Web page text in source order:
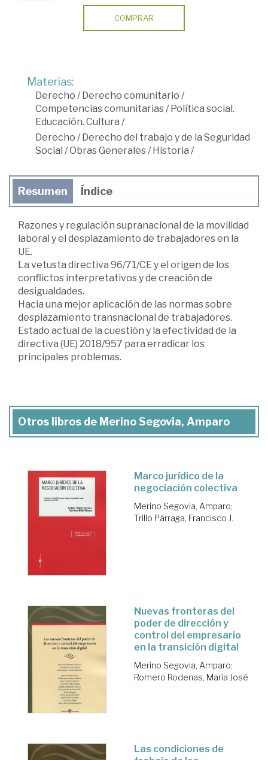
COMPRAR
Materias:
Derecho /Derecho comunitario /
Competencias comunitarias/Política social.
Educación. Cultura /
Derecho /Derecho del trabajo y de la Seguridad
Social /Obras Generales/Historia /
Resumen Índice
Razones y regulación supranacional de la movilidad
laboral y el desplazamiento de trabajadores en la
UE.
La vetusta directiva 96/71/CE y el origen de los
conflictos interpretativos y de creación de
desigualdades.
Hacia una mejor aplicación de las normas sobre
desplazamiento transnacional de trabajadores.
Estado actual de la cuestión y la efectividad de la
directiva (UE) 2018/957 para erradicar los
principales problemas.
Otros libros de Merino Segovia, Amparo
Marco jurídico de la
negociación colectiva
Merino Segovia, Amparo;
Trillo Párraga, Francisco J.
Nuevas fronteras del
poder de dirección y
control del empresario
en la transición digital
Merino Segovia, Amparo;
Romero Rodenas, María José
Las condiciones de